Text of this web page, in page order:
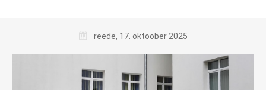
reede, 17. oktoober 2025